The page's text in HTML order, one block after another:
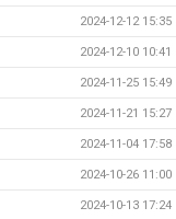
2024-12-12 15:35
2024-12-10 10:41
2024-11-25 15:49
2024-11-21 15:27
2024-11-04 17:58
2024-10-26 11:00
2024-10-13 17:24